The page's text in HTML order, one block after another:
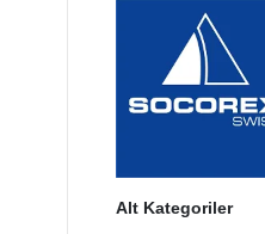
Alt Kategoriler